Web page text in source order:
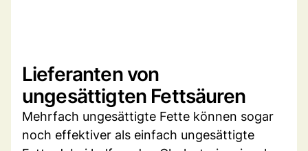
Lieferanten von
ungesättigten Fettsäuren
Mehrfach ungesättigte Fette können sogar
noch effektiver als einfach ungesättigte